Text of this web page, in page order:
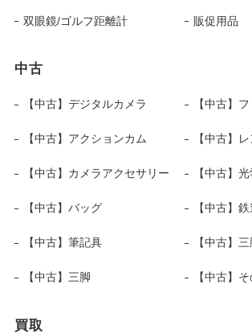
双眼鏡/ゴルフ距離計 販促用品
中古
【中古】デジタルカメラ 【中古】
【中古】アクションカム 【中古】
【中古】カメラアクセサリー 【中古】
【中古】バッグ 【中古】
【中古】筆記具 【中古】三
【中古】三脚 【中古】
買取